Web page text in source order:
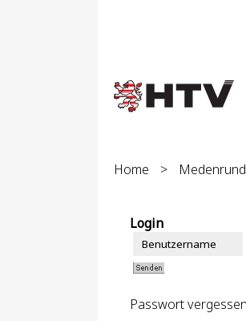
Home >
Login
Passwort